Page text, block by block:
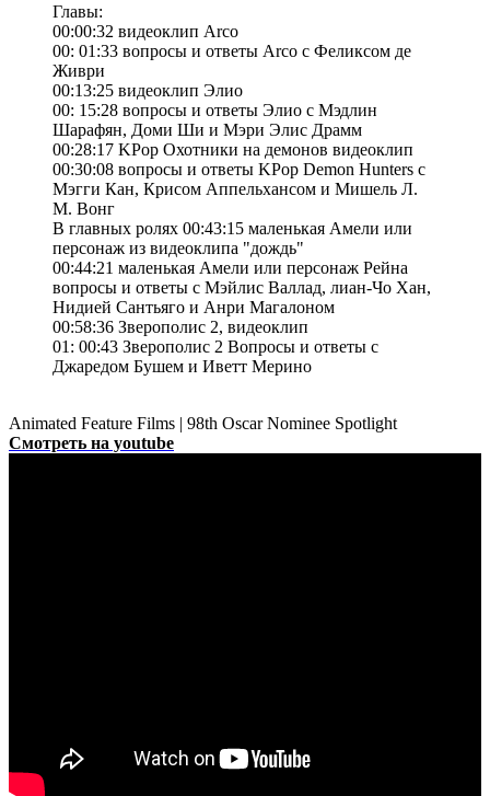
Главы:
00:00:32 видеоклип Arco
00: 01:33 вопросы и ответы Arco с Феликсом де
Живри
00:13:25 видеоклип Элио
00: 15:28 вопросы и ответы Элио с Мэдлин
Шарафян, Доми Ши и Мэри Элис Драмм
00:28:17 KPop Охотники на демонов видеоклип
00:30:08 вопросы и ответы KPop Demon Hunters с
Мэгги Кан, Крисом Аппельхансом и Мишель Л.
М. Вонг
В главных ролях 00:43:15 маленькая Амели или
персонаж из видеоклипа "дождь"
00:44:21 маленькая Амели или персонаж Рейна
вопросы и ответы с Мэйлис Валлад, лиан-Чо Хан,
Нидией Сантьяго и Анри Магалоном
00:58:36 Зверополис 2, видеоклип
01: 00:43 Зверополис 2 Вопросы и ответы с
Джаредом Бушем и Иветт Мерино
Animated Feature Films | 98th Oscar Nominee Spotlight
Смотреть на youtube